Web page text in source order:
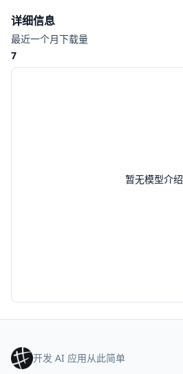
暂无模型介绍
详细信息
最近一个月下载量
7
开发 AI 应用从此简单